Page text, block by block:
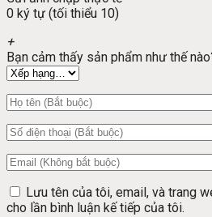
0 ký tự (tối thiểu 10)
+
Bạn cảm thấy sản phẩm như thế
Lưu tên của tôi, email, và trang
cho lần bình luận kế tiếp của tôi.